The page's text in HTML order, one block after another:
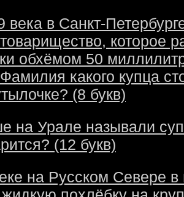
века в Санкт-
которое
обхёмом 50
какого купца
(8 букв)
на Урале называли
(12 букв)
на Русском Севере в